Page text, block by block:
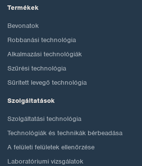
Termékek
Bevonatok
Robbanási technológia
Alkalmazási technológiák
Szűrési technológia
Sűrített levegő technológia
Szolgáltatások
Szolgáltatási technológia
Technológiák és technikák bérbeadása
A felületi felületek ellenőrzése
Laboratóriumi vizsgálatok